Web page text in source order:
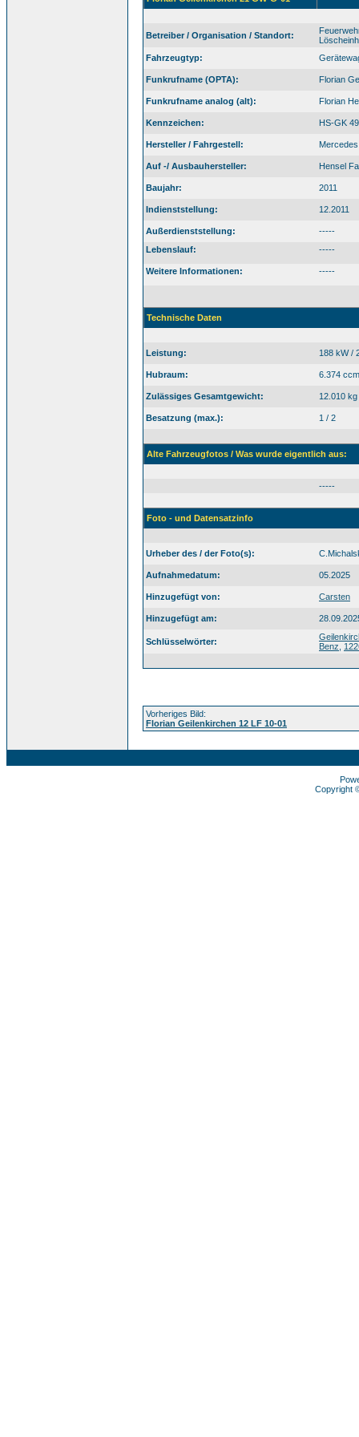
Betreiber / Organisation / Standort:
Fahrzeugtyp:
Funkrufname (OPTA): Florian
Funkrufname analog (alt): Florian
Kennzeichen: HS-GK
Hersteller / Fahrgestell:
Auf -/ Ausbauhersteller: Hensel
Baujahr: 2011
Indienststellung: 12.2011
Außerdienststellung:
-----
Lebenslauf:
-----
Weitere Informationen: -----
Technische Daten
Leistung: 188 kW /
Hubraum: 6.374 ccm
Zulässiges Gesamtgewicht: 12.010 kg
Besatzung (max.): 1 / 2
Alte Fahrzeugfotos / Was wurde eigentlich aus:
-----
Foto - und Datensatzinfo
Urheber des / der Foto(s):
Aufnahmedatum: 05.2025
Hinzugefügt von: Carsten
Hinzugefügt am:
Schlüsselwörter:
Benz
Vorheriges Bild:
Florian Geilenkirchen 12 LF 10-01
Copyright